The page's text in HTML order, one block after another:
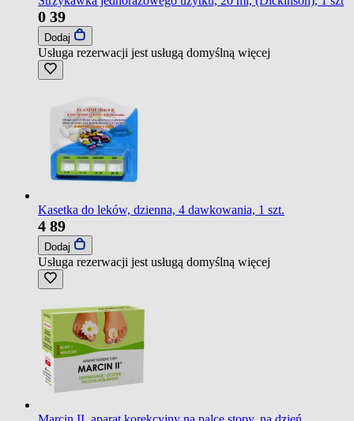
0 39
Dodaj
Usługa rezerwacji jest usługą domyślną więcej
Kasetka do leków, dzienna, 4 dawkowania, 1 szt.
4 89
Dodaj
Usługa rezerwacji jest usługą domyślną więcej